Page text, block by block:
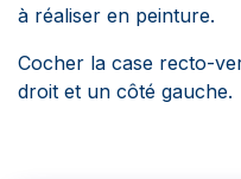
à réaliser en peinture.
Cocher la case recto-
droit et un côté gauche.